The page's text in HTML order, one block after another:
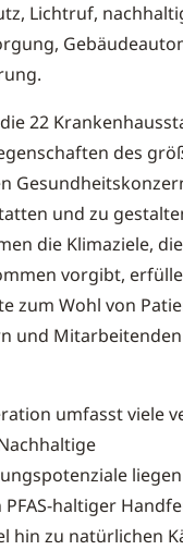
Lichtruf,
22
des
und zu
die Klimaziele,
vorgibt,
zum Wohl von
und
umfasst viele
PFAS-haltiger
hin zu natürlichen